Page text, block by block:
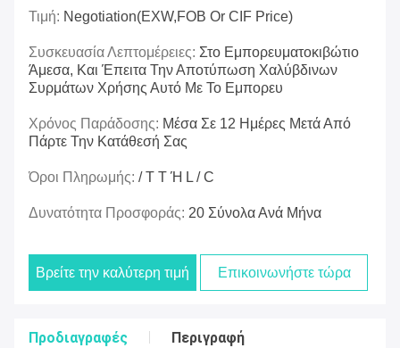
Τιμή: Negotiation(EXW,FOB Or CIF Price)
Συσκευασία Λεπτομέρειες: Στο Εμπορευματοκιβώτιο
Άμεσα, Και Έπειτα Την Αποτύπωση Χαλύβδινων
Συρμάτων Χρήσης Αυτό Με Το Εμπορευ
Χρόνος Παράδοσης: Μέσα Σε 12 Ημέρες Μετά Από
Πάρτε Την Κατάθεσή Σας
Όροι Πληρωμής: / T T Ή L / C
Δυνατότητα Προσφοράς: 20 Σύνολα Ανά Μήνα
Βρείτε την καλύτερη τιμή Επικοινωνήστε τώρα
Προδιαγραφές Περιγραφή